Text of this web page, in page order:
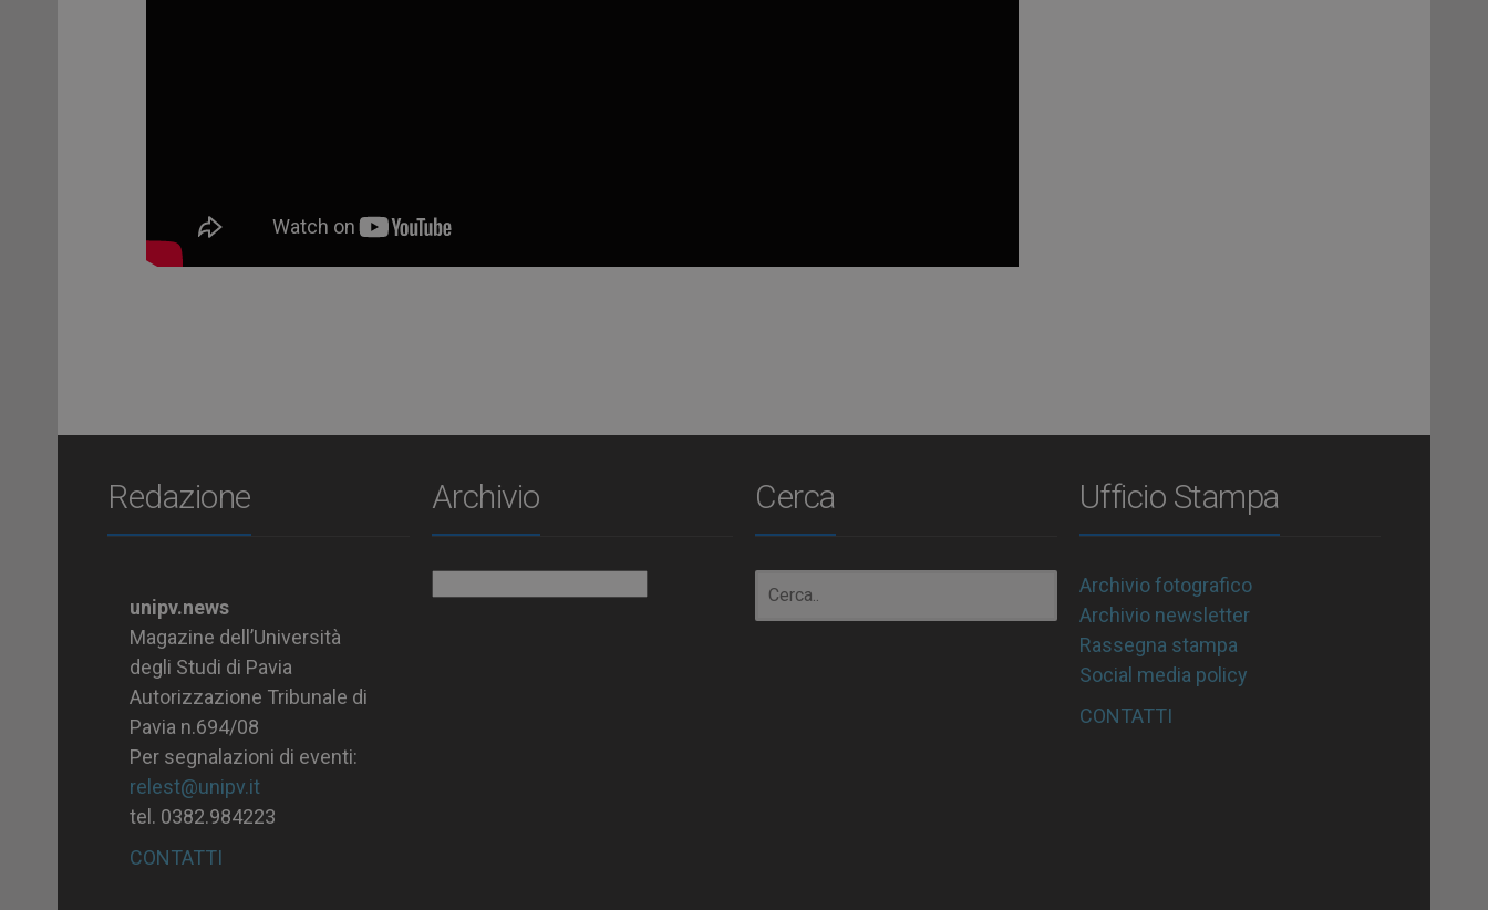
Redazione
unipv.news
Magazine dell’Università
degli Studi di Pavia
Autorizzazione Tribunale di
Pavia n.694/08
Per segnalazioni di eventi:
relest@unipv.it
tel. 0382.984223
CONTATTI
Archivio Cerca Ufficio Stampa
Archivio fotografico
Archivio newsletter
Rassegna stampa
Social media policy
CONTATTI